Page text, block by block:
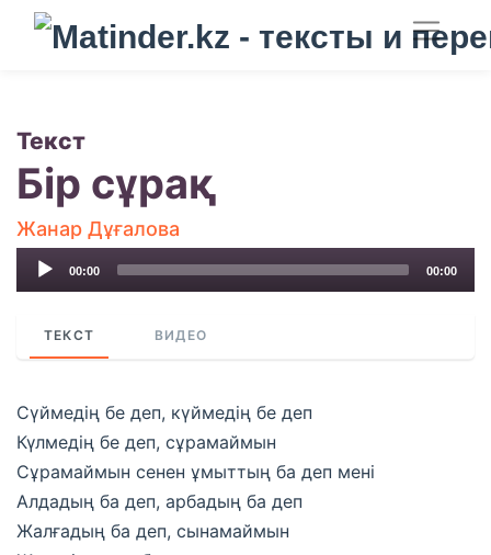
Текст
Бір сұрақ
Жанар Дұғалова
Audio
00:00 00:00
ТЕКСТ ВИДЕО
Сүймедің бе деп, күймедің бе деп
Күлмедің бе деп, сұрамаймын
Сұрамаймын сенен ұмыттың ба деп мені
Алдадың ба деп, арбадың ба деп
Жалғадың ба деп, сынамаймын